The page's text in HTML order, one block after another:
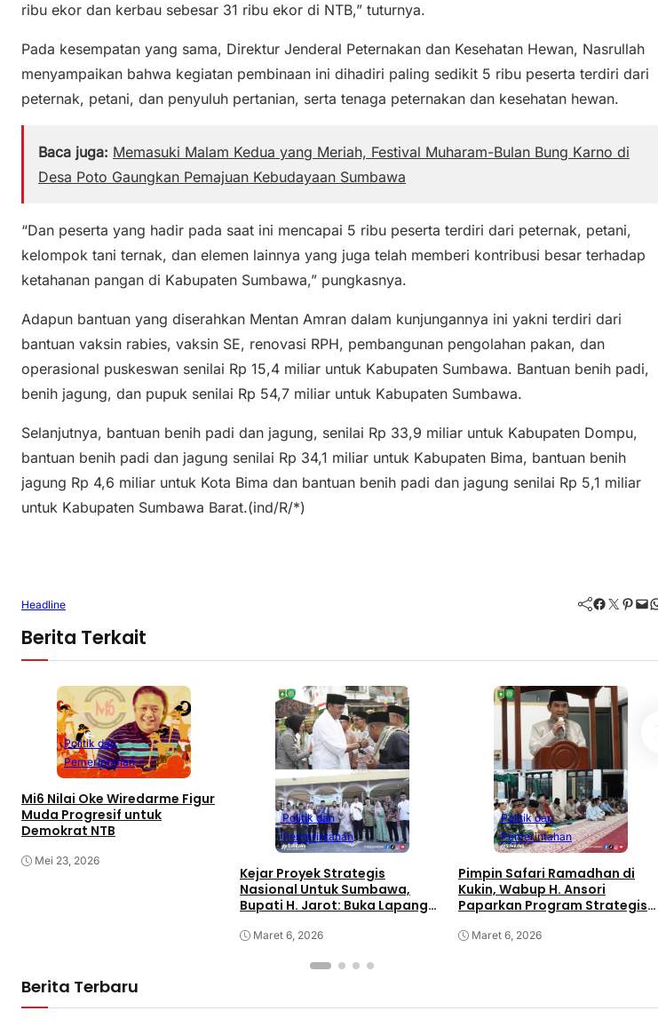
ribu ekor dan kerbau sebesar 31 ribu ekor di NTB,” tuturnya.
Pada kesempatan yang sama, Direktur Jenderal Peternakan dan Kesehatan Hewan, Nasrullah
menyampaikan bahwa kegiatan pembinaan ini dihadiri paling sedikit 5 ribu peserta terdiri dari
peternak, petani, dan penyuluh pertanian, serta tenaga peternakan dan kesehatan hewan.
Baca juga: Memasuki Malam Kedua yang Meriah, Festival Muharam-Bulan Bung Karno di
Desa Poto Gaungkan Pemajuan Kebudayaan Sumbawa
“Dan peserta yang hadir pada saat ini mencapai 5 ribu peserta terdiri dari peternak, petani,
kelompok tani ternak, dan elemen lainnya yang juga telah memberi kontribusi besar terhadap
ketahanan pangan di Kabupaten Sumbawa,” pungkasnya.
Adapun bantuan yang diserahkan Mentan Amran dalam kunjungannya ini yakni terdiri dari
bantuan vaksin rabies, vaksin SE, renovasi RPH, pembangunan pengolahan pakan, dan
operasional puskeswan senilai Rp 15,4 miliar untuk Kabupaten Sumbawa. Bantuan benih padi,
benih jagung, dan pupuk senilai Rp 54,7 miliar untuk Kabupaten Sumbawa.
Selanjutnya, bantuan benih padi dan jagung, senilai Rp 33,9 miliar untuk Kabupaten Dompu,
bantuan benih padi dan jagung senilai Rp 34,1 miliar untuk Kabupaten Bima, bantuan benih
jagung Rp 4,6 miliar untuk Kota Bima dan bantuan benih padi dan jagung senilai Rp 5,1 miliar
untuk Kabupaten Sumbawa Barat.(ind/R/*)
Headline Facebook Twitter Pinterest Mail WhatsApp
Berita Terkait
Politik dan
Pemerintahan
Mi6 Nilai Oke Wiredarme Figur
Muda Progresif untuk
Demokrat NTB
Mei 23, 2026
Politik dan
Pemerintahan
Kejar Proyek Strategis
Nasional Untuk Sumbawa,
Bupati H. Jarot: Buka Lapangan
Perekonomian
Maret 6, 2026
Politik dan
Pemerintahan
Pimpin Safari Ramadhan di
Kukin, Wabup H. Ansori
Paparkan Program Strategis
Maret 6, 2026
Berita Terbaru